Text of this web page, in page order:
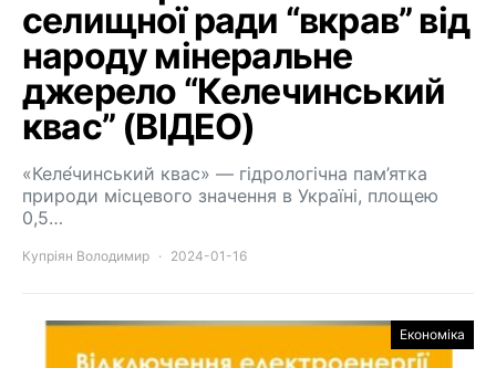
селищної ради “вкрав” від
народу мінеральне
джерело “Келечинський
квас” (ВІДЕО)
«Келе́чинський квас» — гідрологічна пам’ятка
природи місцевого значення в Україні, площею
0,5…
Купріян Володимир 2024-01-16
Економіка